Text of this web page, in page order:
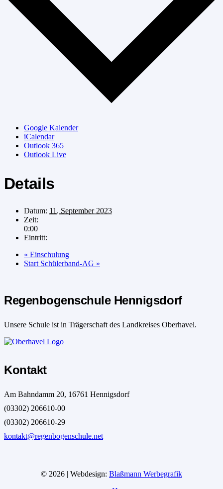
Google Kalender
iCalendar
Outlook 365
Outlook Live
Details
Datum: 11. September 2023
Zeit:
0:00
Eintritt:
« Einschulung
Start Schülerband-AG »
Regenbogenschule Hennigsdorf
Unsere Schule ist in Trägerschaft des Landkreises Oberhavel.
Kontakt
Am Bahndamm 20, 16761 Hennigsdorf
(03302) 206610-00
(03302) 206610-29
kontakt@regenbogenschule.net
© 2026 | Webdesign: Blaßmann Werbegrafik